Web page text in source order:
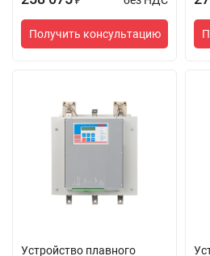
Получить консультацию
Устройство плавного